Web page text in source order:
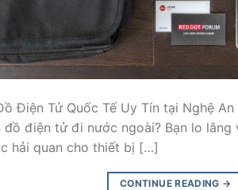
Điện Tử Quốc Tế Uy Tín tại Nghệ
đồ điện tử đi nước ngoài? Bạn lo
hải quan cho thiết bị […]
CONTINUE READING →